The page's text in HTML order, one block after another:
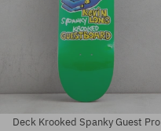
Deck Krooked Spanky Guest Pro